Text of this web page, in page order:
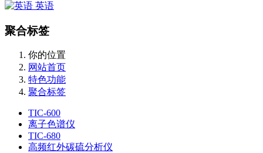
英语
聚合标签
你的位置
网站首页
特色功能
聚合标签
TIC-600
离子色谱仪
TIC-680
高频红外碳硫分析仪